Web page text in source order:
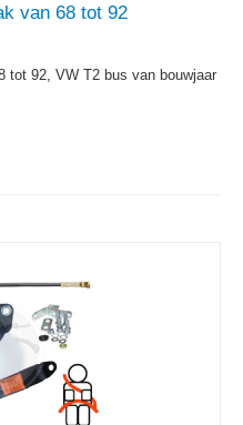
van 68 tot 92
tot 92, VW T2 bus van bouwjaar